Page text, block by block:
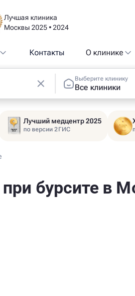
Лучшая клиника
Москвы 2025 • 2024
Контакты О клинике
Выберите клинику
Все клиники
Лучший медцентр 2025
по версии 2ГИС
бурсите в